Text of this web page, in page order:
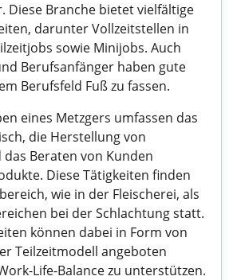
Diese Branche bietet vielfältige
darunter Vollzeitstellen in
sowie Minijobs. Auch
Berufsanfänger haben gute
Berufsfeld Fuß zu fassen.
eines Metzgers umfassen das
die Herstellung von
Beraten von Kunden
Diese Tätigkeiten finden
wie in der Fleischerei, als
bei der Schlachtung statt.
können dabei in Form von
Teilzeitmodell angeboten
Life-Balance zu unterstützen.